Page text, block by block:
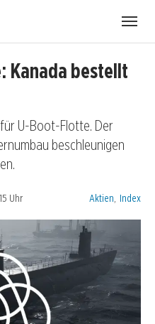
Kanada bestellt
U-Boot-Flotte. Der
beschleunigen
Uhr Kategorien:
Aktien Index